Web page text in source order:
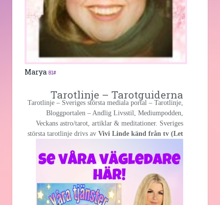
Marya 81#
Tarotlinje – Tarotguiderna
Tarotlinje – Sveriges största mediala portal – Tarotlinje,
Bloggportalen – Andlig Livsstil, Mediumpodden,
Veckans astro/tarot, artiklar & meditationer. Sveriges
största tarotlinje drivs av Vivi Linde känd från tv (Let